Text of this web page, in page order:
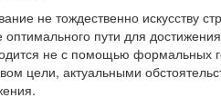
не тождественно искусству
оптимального пути для
не с помощью формальных
цели, актуальными